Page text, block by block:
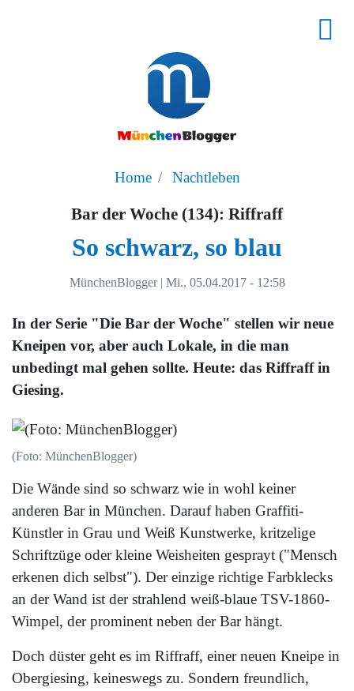
Home Nachtleben
Bar der Woche (134): Riffraff
So schwarz, so blau
MünchenBlogger | Mi., 05.04.2017 - 12:58
In der Serie "Die Bar der Woche" stellen wir neue
Kneipen vor, aber auch Lokale, in die man
unbedingt mal gehen sollte. Heute: das Riffraff in
Giesing.
(Foto: MünchenBlogger)
Die Wände sind so schwarz wie in wohl keiner
anderen Bar in München. Darauf haben Graffiti-
Künstler in Grau und Weiß Kunstwerke, kritzelige
Schriftzüge oder kleine Weisheiten gesprayt ("Mensch
erkenen dich selbst"). Der einzige richtige Farbklecks
an der Wand ist der strahlend weiß-blaue TSV-1860-
Wimpel, der prominent neben der Bar hängt.
Doch düster geht es im Riffraff, einer neuen Kneipe in
Obergiesing, keineswegs zu. Sondern freundlich,